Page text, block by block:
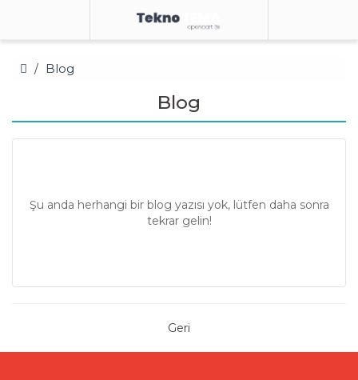
Blog
Blog
Şu anda herhangi bir blog yazısı yok, lütfen daha sonra
tekrar gelin!
Geri